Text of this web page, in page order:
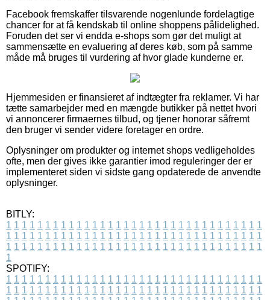
Facebook fremskaffer tilsvarende nogenlunde fordelagtige
chancer for at få kendskab til online shoppens pålidelighed.
Foruden det ser vi endda e-shops som gør det muligt at
sammensætte en evaluering af deres køb, som på samme
måde må bruges til vurdering af hvor glade kunderne er.
Hjemmesiden er finansieret af indtægter fra reklamer. Vi har
tætte samarbejder med en mængde butikker på nettet hvori
vi annoncerer firmaernes tilbud, og tjener honorar såfremt
den bruger vi sender videre foretager en ordre.
Oplysninger om produkter og internet shops vedligeholdes
ofte, men der gives ikke garantier imod reguleringer der er
implementeret siden vi sidste gang opdaterede de anvendte
oplysninger.
BITLY:
1 1 1 1 1 1 1 1 1 1 1 1 1 1 1 1 1 1 1 1 1 1 1 1 1 1 1 1 1 1 1 1 1
1 1 1 1 1 1 1 1 1 1 1 1 1 1 1 1 1 1 1 1 1 1 1 1 1 1 1 1 1 1 1 1 1
1 1 1 1 1 1 1 1 1 1 1 1 1 1 1 1 1 1 1 1 1 1 1 1 1 1 1 1 1 1 1 1 1
1
SPOTIFY:
1 1 1 1 1 1 1 1 1 1 1 1 1 1 1 1 1 1 1 1 1 1 1 1 1 1 1 1 1 1 1 1 1
1 1 1 1 1 1 1 1 1 1 1 1 1 1 1 1 1 1 1 1 1 1 1 1 1 1 1 1 1 1 1 1 1